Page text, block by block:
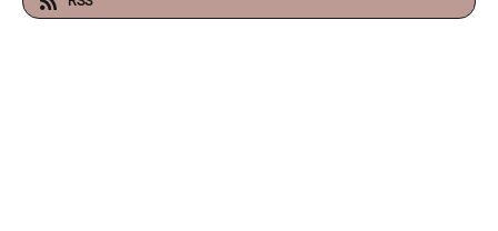
Sur 6 745 personnes qui ont voté pour savoir si la